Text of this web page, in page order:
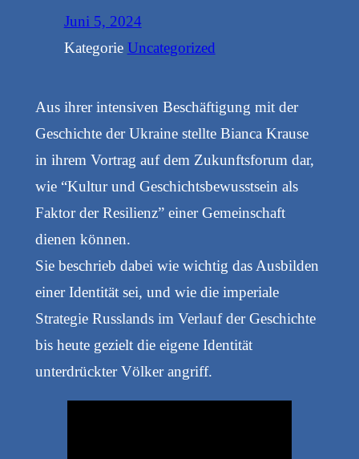
Juni 5, 2024
Kategorie Uncategorized
Aus ihrer intensiven Beschäftigung mit der
Geschichte der Ukraine stellte Bianca Krause
in ihrem Vortrag auf dem Zukunftsforum dar,
wie “Kultur und Geschichtsbewusstsein als
Faktor der Resilienz” einer Gemeinschaft
dienen können.
Sie beschrieb dabei wie wichtig das Ausbilden
einer Identität sei, und wie die imperiale
Strategie Russlands im Verlauf der Geschichte
bis heute gezielt die eigene Identität
unterdrückter Völker angriff.